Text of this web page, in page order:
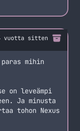
vuotta sitten
mihin
on leveämpi
Ja minusta
tohon Nexus